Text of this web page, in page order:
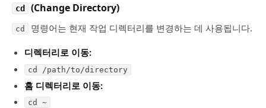
cd (Change Directory)
cd 명령어는 현재 작업 디렉터리를 변경하는 데 사용됩니다.
디렉터리로 이동:
cd /path/to/directory
홈 디렉터리로 이동:
cd ~